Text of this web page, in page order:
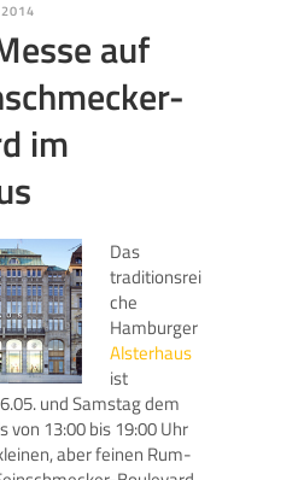
auf
im
Das
traditionsrei
che
Hamburger
Alsterhaus
ist
und Samstag dem
von 13:00 bis 19:00 Uhr
aber feinen Rum-